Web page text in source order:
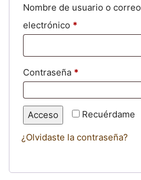
Nombre de usuario o correo
electrónico *
Contraseña *
Recuérdame
Acceso
¿Olvidaste la contraseña?